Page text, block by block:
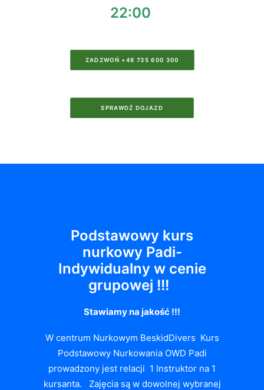
22:00
ZADZWOŃ +48 735 600 300
SPRAWDŹ DOJAZD
Podstawowy kurs
nurkowy Padi-
Indywidualny w cenie
grupowej !!!
Stawiamy na jakość !!!
W centrum Nurkowym BeskidDivers Kurs
Podstawowy Nurkowania OWD Padi
prowadzony jest relacji 1 Instruktor na 1
kursanta. Zajęcia są w dowolnej wybranej